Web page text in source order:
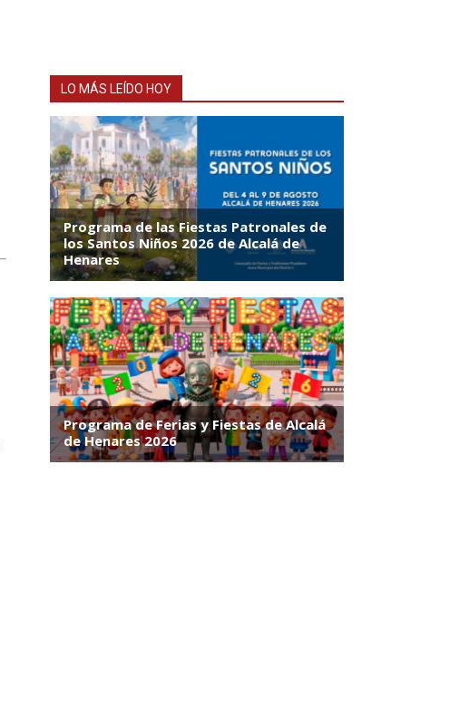
LO MÁS LEÍDO HOY